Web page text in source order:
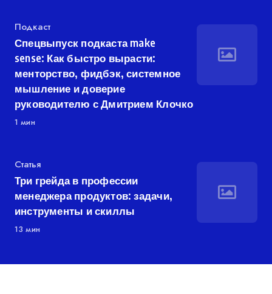
Категория
Подкаст
Спецвыпуск подкаста make
sense: Как быстро вырасти:
менторство, фидбэк, системное
мышление и доверие
руководителю с Дмитрием Клочко
1 мин
Категория
Статья
Три грейда в профессии
менеджера продуктов: задачи,
инструменты и скиллы
13 мин